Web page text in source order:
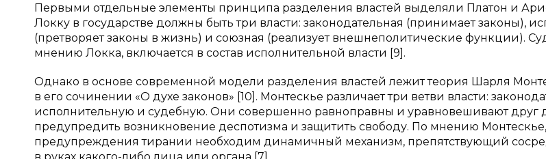
Первыми отдельные элементы принципа разделения властей выделяли Платон и
Локку в государстве должны быть три власти: законодательная (принимает законы),
(претворяет законы в жизнь) и союзная (реализует внешнеполитические функции).
мнению Локка, включается в состав исполнительной власти [9].
Однако в основе современной модели разделения властей лежит теория Шарля
в его сочинении «О духе законов» [10]. Монтескье различает три ветви власти:
исполнительную и судебную. Они совершенно равноправны и уравновешивают друг
предупредить возникновение деспотизма и защитить свободу. По мнению
предупреждения тирании необходим динамичный механизм, препятствующий